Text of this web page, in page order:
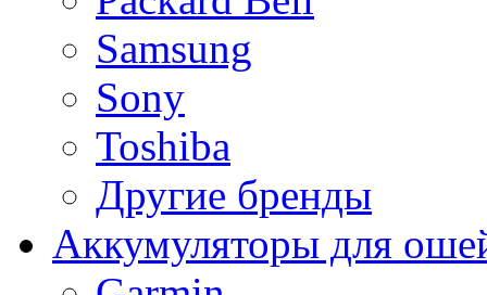
Samsung
Sony
Toshiba
Другие бренды
Аккумуляторы для